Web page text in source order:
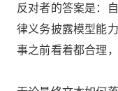
反对者的答案是：
律义务披露模型能
事之前看着都合理